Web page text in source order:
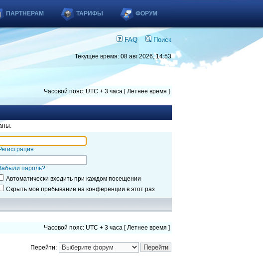
ПАРТНЕРАМ ТАРИФЫ ФОРУМ
FAQ Поиск
Текущее время: 08 авг 2026, 14:53
Часовой пояс: UTC + 3 часа [ Летнее время ]
пароль?
Автоматически входить при каждом посещении
Скрыть моё пребывание на конференции в этот раз
Часовой пояс: UTC + 3 часа [ Летнее время ]
Перейти: